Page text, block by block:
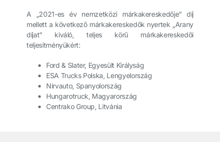
A „2021-es év nemzetközi márkakereskedője” díj
mellett a következő márkakereskedők nyertek „Arany
díjat” kiváló, teljes körű márkakereskedői
teljesítményükért:
Ford & Slater, Egyesült Királyság
ESA Trucks Polska, Lengyelország
Nirvauto, Spanyolország
Hungarotruck, Magyarország
Centrako Group, Litvánia